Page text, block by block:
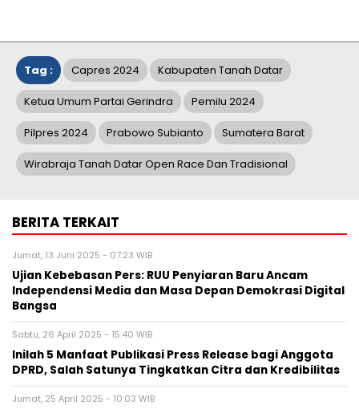
Tag : Capres 2024 Kabupaten Tanah Datar
Ketua Umum Partai Gerindra Pemilu 2024
Pilpres 2024 Prabowo Subianto Sumatera Barat
Wirabraja Tanah Datar Open Race Dan Tradisional
BERITA TERKAIT
Jumat, 13 Juni 2025 - 07:23 WIB
Ujian Kebebasan Pers: RUU Penyiaran Baru Ancam
Independensi Media dan Masa Depan Demokrasi Digital
Bangsa
Sabtu, 26 April 2025 - 15:40 WIB
Inilah 5 Manfaat Publikasi Press Release bagi Anggota
DPRD, Salah Satunya Tingkatkan Citra dan Kredibilitas
Jumat, 25 April 2025 - 10:03 WIB